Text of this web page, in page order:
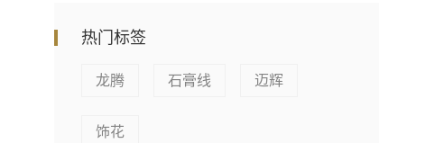
热门标签
龙腾 石膏线 迈辉
饰花